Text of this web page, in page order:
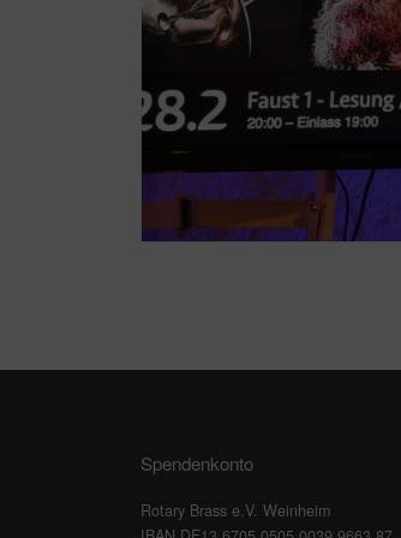
Spendenkonto
Rotary Brass e.V. Weinheim